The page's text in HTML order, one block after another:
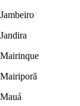
Jambeiro
Jandira
Mairinque
Mairiporã
Mauá